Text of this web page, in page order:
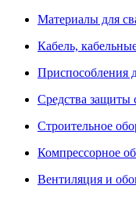
Материалы для
Кабель,
Приспособления
Средства защиты
Строительное
Компрессорное
Вентиляция и